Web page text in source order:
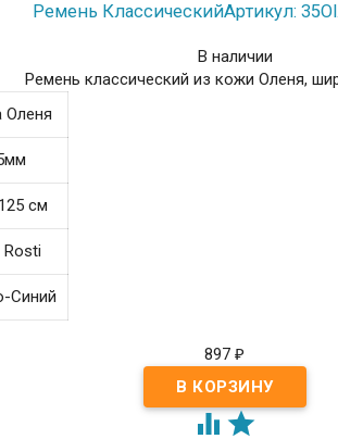
Ремень КлассическийАртикул:
В наличии
Ремень классический из кожи Оленя,
Оленя
см
Rosti
Синий
897₽
 